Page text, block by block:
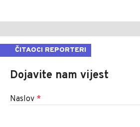
ČITAOCI REPORTERI
Dojavite nam vijest
Naslov *